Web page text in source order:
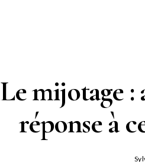
Le mijotage :
réponse à